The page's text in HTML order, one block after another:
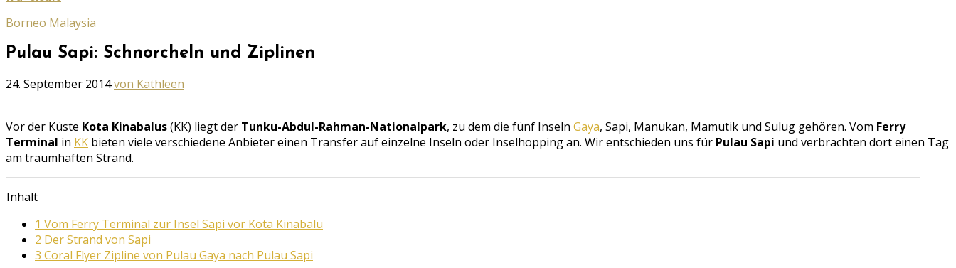
Borneo Malaysia
Pulau Sapi: Schnorcheln und Ziplinen
Geschrieben
24. September 2014von Kathleen
Vor der Küste Kota Kinabalus(KK) liegt der Tunku-Abdul-Rahman-Nationalpark, zu dem die fünf Inseln Gaya, Sapi, Manukan, Mamutik und Sulug gehören. Vom Ferry
Terminal in KK bieten viele verschiedene Anbieter einen Transfer auf einzelne Inseln oder Inselhopping an. Wir entschieden uns für Pulau Sapi und verbrachten dort einen Tag
am traumhaften Strand.
Inhalt
1 Vom Ferry Terminal zur Insel Sapi vor Kota Kinabalu
2 Der Strand von Sapi
3 Coral Flyer Zipline von Pulau Gaya nach Pulau Sapi